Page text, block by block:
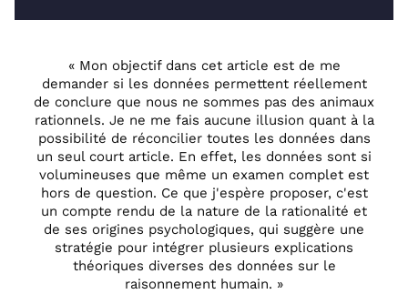
« Mon objectif dans cet article est de me
demander si les données permettent réellement
de conclure que nous ne sommes pas des animaux
rationnels. Je ne me fais aucune illusion quant à la
possibilité de réconcilier toutes les données dans
un seul court article. En effet, les données sont si
volumineuses que même un examen complet est
hors de question. Ce que j'espère proposer, c'est
un compte rendu de la nature de la rationalité et
de ses origines psychologiques, qui suggère une
stratégie pour intégrer plusieurs explications
théoriques diverses des données sur le
raisonnement humain. »